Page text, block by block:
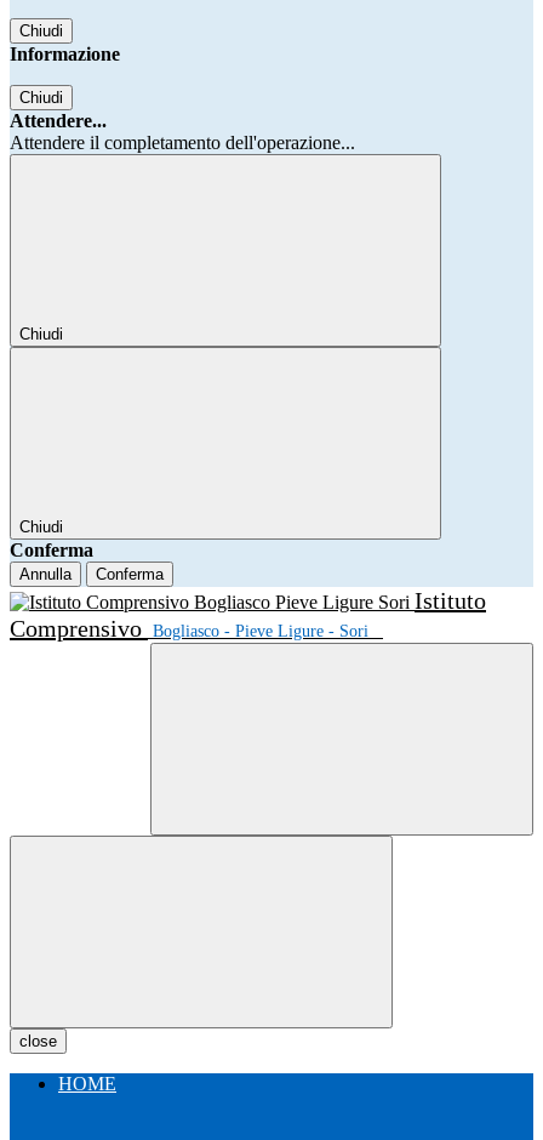
Chiudi
Informazione
Chiudi
Attendere...
Attendere il completamento dell'operazione...
Chiudi
Chiudi
Conferma
Annulla Conferma
Istituto
Comprensivo Bogliasco - Pieve Ligure - Sori
close
HOME